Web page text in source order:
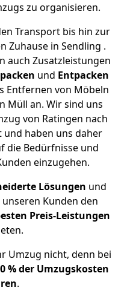
zu organisieren.
Transport bis hin zur
Zuhause in Sendling .
auch Zusatzleistungen
und Entpacken
Entfernen von Möbeln
Müll an. Wir sind uns
von Ratingen nach
und haben uns daher
die Bedürfnisse und
einzugehen.
Lösungen und
Kunden den
Preis-Leistungen
Umzug nicht, denn bei
% der Umzugskosten
.